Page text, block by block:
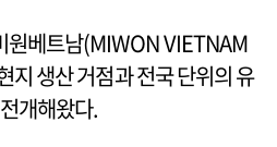
원베트남(MIWON VIETNAM
지 생산 거점과 전국 단위의 유
개해왔다.